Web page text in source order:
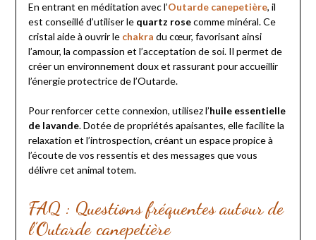
En entrant en méditation avec l’Outarde canepetière, il
est conseillé d’utiliser le quartz rosecomme minéral. Ce
cristal aide à ouvrir le chakra du cœur, favorisant ainsi
l’amour, la compassion et l’acceptation de soi. Il permet de
créer un environnement doux et rassurant pour accueillir
l’énergie protectrice de l’Outarde.
Pour renforcer cette connexion, utilisez l’huile essentielle
de lavande. Dotée de propriétés apaisantes, elle facilite la
relaxation et l’introspection, créant un espace propice à
l’écoute de vos ressentis et des messages que vous
délivre cet animal totem.
FAQ : Questions fréquentes autour de
l’Outarde canepetière